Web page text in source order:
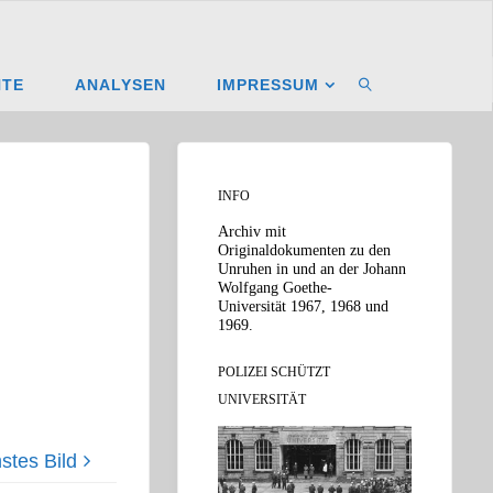
ANALYSEN IMPRESSUM
Bild
INFO
Archiv mit
Originaldokumenten zu den
Unruhen in und an der Johann
Wolfgang Goethe-
Universität 1967, 1968 und
1969.
POLIZEI SCHÜTZT
UNIVERSITÄT